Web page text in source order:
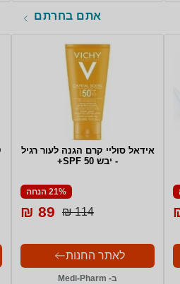
אתם בחרתם
אידאל סוליי קרם הגנה לעור רגיל
- יבש SPF 50+
21% הנחה
114 ₪
89 ₪
לאתר החנות
ב- Medi-Pharm